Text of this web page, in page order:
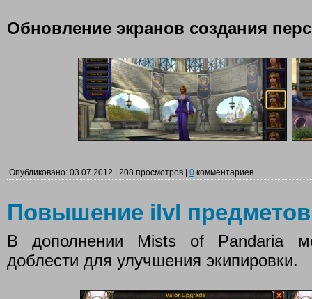
Обновление экранов создания
Опубликовано: 03.07.2012 | 208 просмотров | 0 комментариев
Повышение ilvl
В дополнении Mists of Pandaria
доблести для улучшения экипировки.